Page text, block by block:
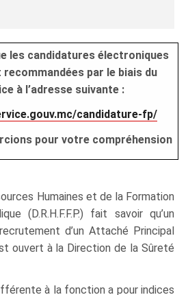
les candidatures électroniques
par le biais du
à l’adresse suivante :
candidature-fp/
pour votre compréhension
Humaines et de la Formation
(D.R.H.F.F.P.) fait savoir qu’un
d’un Attaché Principal
ouvert à la Direction de la Sûreté
à la fonction a pour indices